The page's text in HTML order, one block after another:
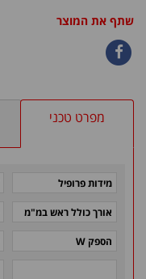
שתף את המוצר
מפרט טכני
מידות פרופיל
אורך כולל ראש במ"מ
הספק W